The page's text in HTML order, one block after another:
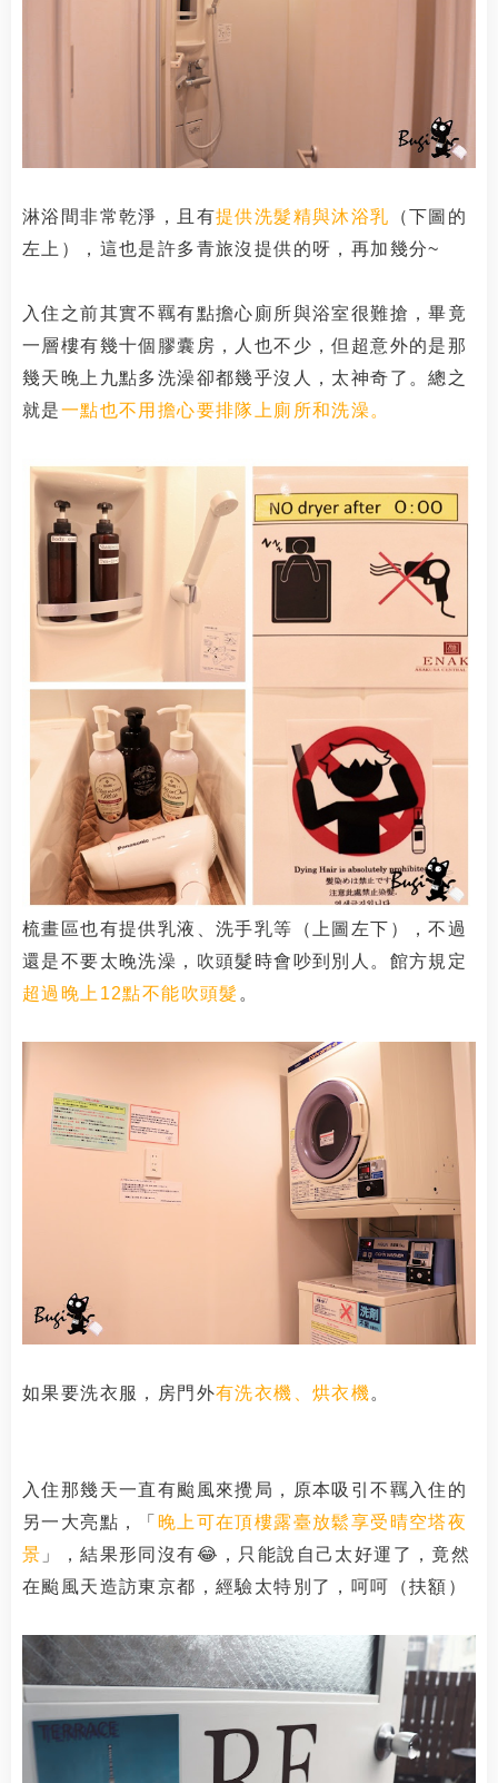
淋浴間非常乾淨，且有提供洗髮精與沐浴乳 （下圖的
左上），這也是許多青旅沒提供的呀，再加幾分~
入住之前其實不羈有點擔心廁所與浴室很難搶，畢竟
一層樓有幾十個膠囊房，人也不少，但超意外的是那
幾天晚上九點多洗澡卻都幾乎沒人，太神奇了。總之
就是一點也不用擔心要排隊上廁所和洗澡。
梳畫區也有提供乳液、洗手乳等（上圖左下），不過
還是不要太晚洗澡，吹頭髮時會吵到別人。館方規定
超過晚上12點不能吹頭髮 。
如果要洗衣服，房門外有洗衣機、烘衣機。
入住那幾天一直有颱風來攪局，原本吸引不羈入住的
另一大亮點，「 晚上可在頂樓露臺放鬆享受晴空塔夜
景 」，結果形同沒有😂，只能說自己太好運了，竟然
在颱風天造訪東京都，經驗太特別了，呵呵（扶額）